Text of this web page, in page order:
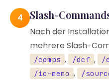
4 Slash-
Nach der
mehrere Slash-
/comps , /dcf , /
/ic-memo , /